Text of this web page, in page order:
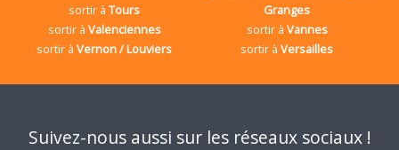
sortir àTours
Granges
sortir à Valenciennes sortir à Vannes
sortir àVernon / Louviers sortir àVersailles
Suivez-nous aussi sur les réseaux sociaux !